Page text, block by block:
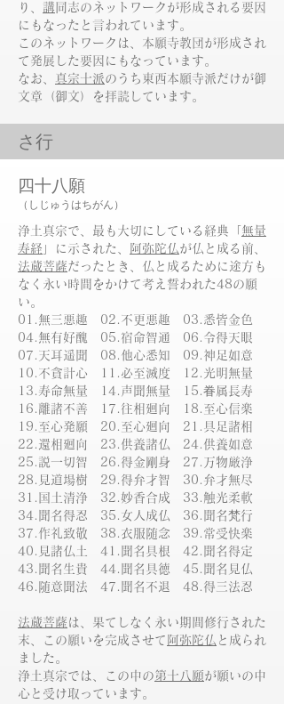
り、 講 同志のネットワークが形成される要因
にもなったと言われています。
​このネットワークは、本願寺教団が形成され
て発展した要因にもなっています。
​なお、 真宗十派のうち東西本願寺派だけが御
文章（御文）を拝読しています。
​さ行
四十八願
（しじゅうはちがん）
浄土真宗で、最も大切にしている経典「 無量
寿経 」に示された、 阿弥陀仏が仏と成る前、
法蔵菩薩 だったとき、仏と成るために途方も
なく永い時間をかけて考え誓われた48の願
い。
01.無三悪趣 02.不更悪趣 03.悉皆金色
04.無有好醜 05.宿命智通 06.令得天眼
07.天耳遥聞 08.他心悉知 09.神足如意
10.不貪計心 11.必至滅度 12.光明無量
13.寿命無量 14.声聞無量 15.眷属長寿
16.離諸不善 17.往相廻向 18.至心信楽
19.至心発願 20.至心廻向 21.具足諸相
22.還相廻向 23.供養諸仏 24.供養如意
25.説一切智 26.得金剛身 27.万物厳浄
28.見道場樹 29.得弁才智 30.弁才無尽
31.国土清浄 32.妙香合成 33.触光柔軟
34.聞名得忍 35.女人成仏 36.聞名梵行
37.作礼致敬 38.衣服随念 39.常受快楽
40.見諸仏土 41.聞名具根 42.聞名得定
43.聞名生貴 44.聞名具徳 45.聞名見仏
46.随意聞法 47.聞名不退 48.得三法忍
法蔵菩薩 は、果てしなく永い期間修行された
末、この願いを完成させて 阿弥陀仏 と成られ
ました。
浄土真宗では、この中の第十八願が願いの中
心と受け取っています。